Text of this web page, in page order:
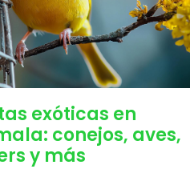
exóticas en
conejos, aves,
y más